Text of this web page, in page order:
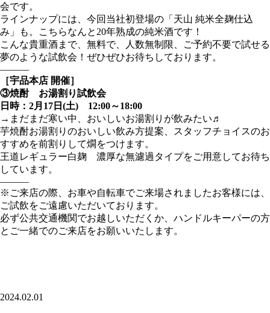
会です。
ラインナップには、今回当社初登場の「天山 純米全麹仕込
み」も。こちらなんと20年熟成の純米酒です！
こんな貴重酒まで、無料で、人数無制限、ご予約不要で試せる
夢のような試飲会！ぜひぜひお待ちしております。
―――
［宇品本店 開催］
③焼酎 お湯割り試飲会
日時：2月17日(土) 12:00～18:00
→まだまだ寒い中、おいしいお湯割りが飲みたい♬
芋焼酎お湯割りのおいしい飲み方提案、スタッフチョイスのお
すすめを前割りして燗をつけます。
王道レギュラー白麹 濃厚な無濾過タイプをご用意してお待ち
しています。
―――
※ご来店の際、お車や自転車でご来場されましたお客様には、
ご試飲をご遠慮いただいております。
必ず公共交通機関でお越しいただくか、ハンドルキーパーの方
とご一緒でのご来店をお願いいたします。
2024.02.01